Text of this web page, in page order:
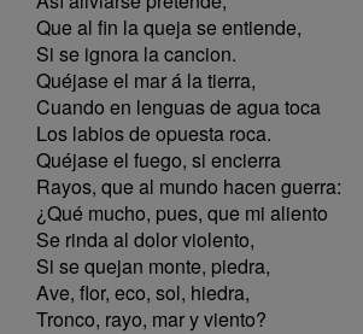
Que al fin la queja se entiende,
Si se ignora la cancion.
Quéjase el mar á la tierra,
Cuando en lenguas de agua toca
Los labios de opuesta roca.
Quéjase el fuego, si encierra
Rayos, que al mundo hacen guerra:
¿Qué mucho, pues, que mi aliento
Se rinda al dolor violento,
Si se quejan monte, piedra,
Ave, flor, eco, sol, hiedra,
Tronco, rayo, mar y viento?